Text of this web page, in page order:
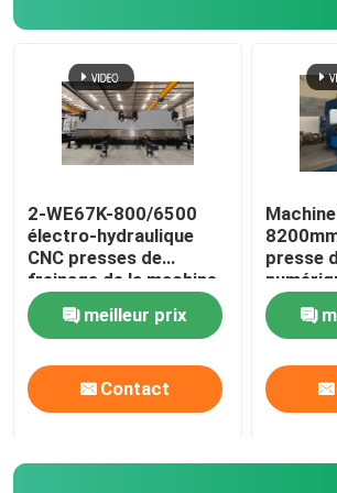
Visite de l'usine
Contrôle de qualité
Nous contacter
Nouvelles
Cas
Demander un devis
frein de presse hydraulique de
2-WE67K-800/6500
électro-hydraulique
CNC presses de
freinage de la machine
de pliage
meilleur prix
Contact
presse